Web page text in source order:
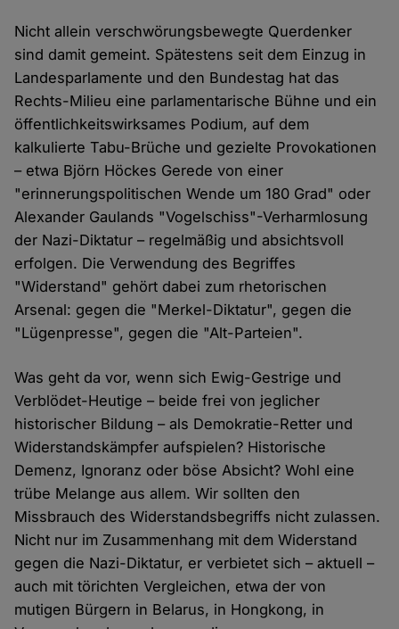
Nicht allein verschwörungsbewegte Querdenker
sind damit gemeint. Spätestens seit dem Einzug in
Landesparlamente und den Bundestag hat das
Rechts-Milieu eine parlamentarische Bühne und ein
öffentlichkeitswirksames Podium, auf dem
kalkulierte Tabu-Brüche und gezielte Provokationen
– etwa Björn Höckes Gerede von einer
"erinnerungspolitischen Wende um 180 Grad" oder
Alexander Gaulands "Vogelschiss"-Verharmlosung
der Nazi-Diktatur – regelmäßig und absichtsvoll
erfolgen. Die Verwendung des Begriffes
"Widerstand" gehört dabei zum rhetorischen
Arsenal: gegen die "Merkel-Diktatur", gegen die
"Lügenpresse", gegen die "Alt-Parteien".
Was geht da vor, wenn sich Ewig-Gestrige und
Verblödet-Heutige – beide frei von jeglicher
historischer Bildung – als Demokratie-Retter und
Widerstandskämpfer aufspielen? Historische
Demenz, Ignoranz oder böse Absicht? Wohl eine
trübe Melange aus allem. Wir sollten den
Missbrauch des Widerstandsbegriffs nicht zulassen.
Nicht nur im Zusammenhang mit dem Widerstand
gegen die Nazi-Diktatur, er verbietet sich – aktuell –
auch mit törichten Vergleichen, etwa der von
mutigen Bürgern in Belarus, in Hongkong, in